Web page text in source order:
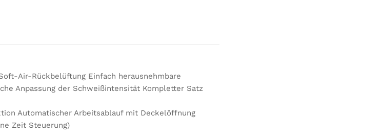
Air-Rückbelüftung Einfach herausnehmbare
Anpassung der Schweißintensität Kompletter Satz
Automatischer Arbeitsablauf mit Deckelöffnung
Zeit Steuerung)